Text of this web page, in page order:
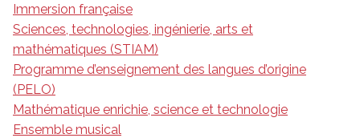
Immersion française
Sciences, technologies, ingénierie, arts et
mathématiques (STIAM)
Programme d’enseignement des langues d’origine
(PELO)
Mathématique enrichie, science et technologie
Ensemble musical